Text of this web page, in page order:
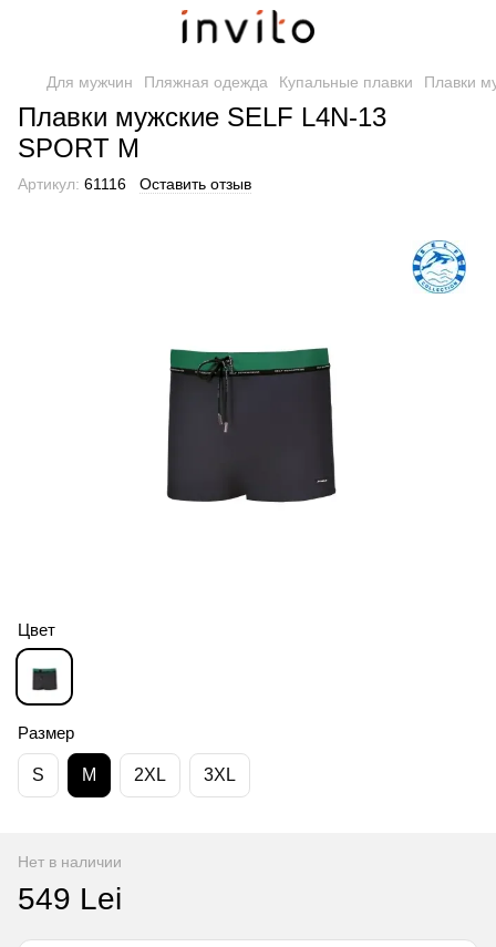
Для мужчин Пляжная одежда Купальные плавки Плавки
Плавки мужские SELF L4N-13
SPORT M
Артикул: 61116 Оставить отзыв
Цвет
Размер
S M 2XL 3XL
Нет в наличии
549 Lei